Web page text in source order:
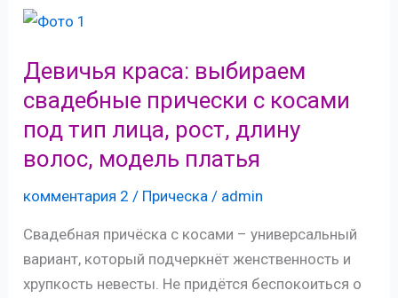
делаем
прически
своими
руками
поэтапно
в
Девичья краса: выбираем
свадебные прически с косами
под тип лица, рост, длину
волос, модель платья
комментария 2 / Прическа / admin
Свадебная причёска с косами – универсальный
вариант, который подчеркнёт женственность и
хрупкость невесты. Не придётся беспокоиться о